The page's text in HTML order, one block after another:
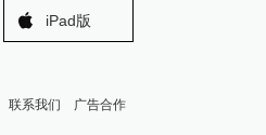
iPad版
联系我们 广告合作